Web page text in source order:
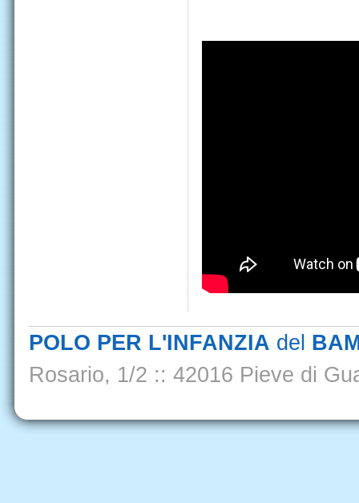
POLO PER L'INFANZIA del
Rosario, 1/2 :: 42016 Pieve di